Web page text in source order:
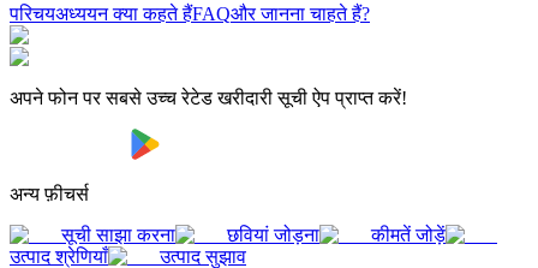
परिचयअध्ययन क्या कहते हैंFAQऔर जानना चाहते हैं?
अपने फोन पर सबसे उच्च रेटेड खरीदारी सूची ऐप प्राप्त करें!
अन्य फ़ीचर्स
सूची साझा करना
छवियां जोड़ना
कीमतें जोड़ें
उत्पाद श्रेणियाँ
उत्पाद सुझाव